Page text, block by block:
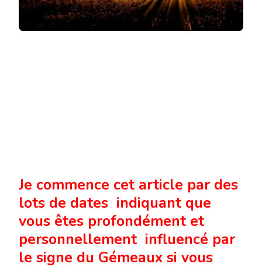
Je commence cet article par des
lots de dates indiquant que
vous êtes profondément et
personnellement influencé par
le signe du Gémeaux si vous